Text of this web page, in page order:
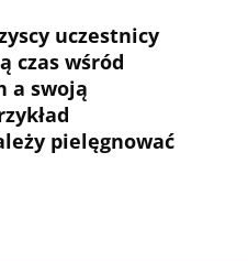
uczestnicy
czas wśród
a swoją
pielęgnować